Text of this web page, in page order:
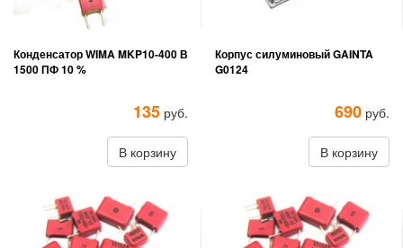
Конденсатор WIMA MKP10-400 В
1500 ПФ 10 %
135 руб.
В корзину
Корпус силуминовый GAINTA
G0124
690 руб.
В корзину